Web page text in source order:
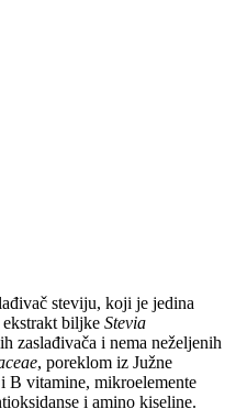
steviju, koji je jedina
ekstrakt biljke Stevia
zaslađivača i nema neželjenih
, poreklom iz Južne
B vitamine, mikroelemente
i amino kiseline.